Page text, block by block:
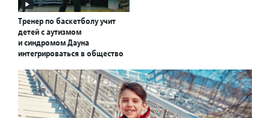
Тренер по баскетболу учит
детей с аутизмом
и синдромом Дауна
интегрироваться в общество